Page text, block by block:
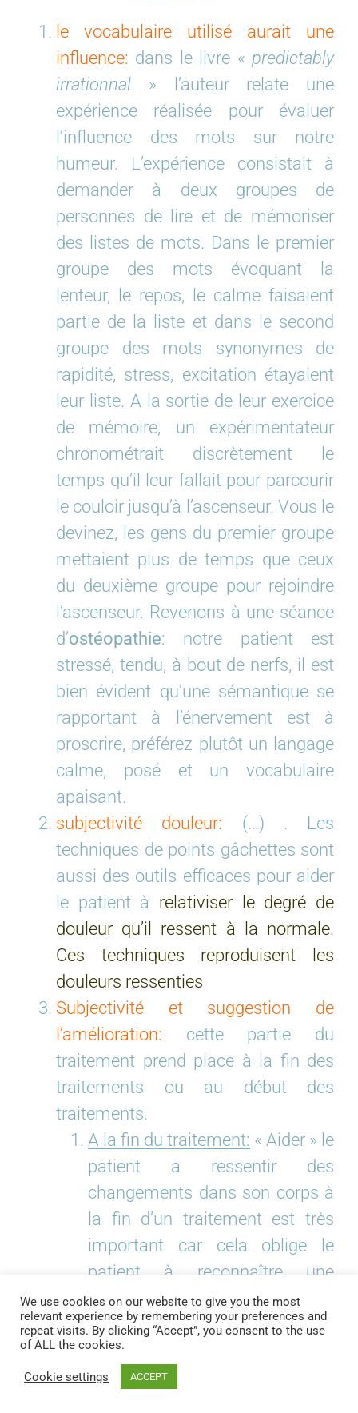
le vocabulaire utilisé aurait une
influence: dans le livre « predictably
irrationnal » l’auteur relate une
expérience réalisée pour évaluer
l’influence des mots sur notre
humeur. L’expérience consistait à
demander à deux groupes de
personnes de lire et de mémoriser
des listes de mots. Dans le premier
groupe des mots évoquant la
lenteur, le repos, le calme faisaient
partie de la liste et dans le second
groupe des mots synonymes de
rapidité, stress, excitation étayaient
leur liste. A la sortie de leur exercice
de mémoire, un expérimentateur
chronométrait discrètement le
temps qu’il leur fallait pour parcourir
le couloir jusqu’à l’ascenseur. Vous le
devinez, les gens du premier groupe
mettaient plus de temps que ceux
du deuxième groupe pour rejoindre
l’ascenseur. Revenons à une séance
d’ostéopathie: notre patient est
stressé, tendu, à bout de nerfs, il est
bien évident qu’une sémantique se
rapportant à l’énervement est à
proscrire, préférez plutôt un langage
calme, posé et un vocabulaire
apaisant.
subjectivité douleur: (…) . Les
techniques de points gâchettes sont
aussi des outils efficaces pour aider
le patient à relativiser le degré de
douleur qu’il ressent à la normale.
Ces techniques reproduisent les
douleurs ressenties
Subjectivité et suggestion de
l’amélioration: cette partie du
traitement prend place à la fin des
traitements ou au début des
traitements.
A la fin du traitement: « Aider » le
patient a ressentir des
changements dans son corps à
la fin d’un traitement est très
important car cela oblige le
patient à reconnaître une
certaine efficacité du traitement
qu’il vient de recevoir, ce qui
ouvre une porte à l’acceptation
de pouvoir aller mieux dans le
We use cookies on our website to give you the most
relevant experience by remembering your preferences and
repeat visits. By clicking “Accept”, you consent to the use
of ALL the cookies.
Cookie settings ACCEPT